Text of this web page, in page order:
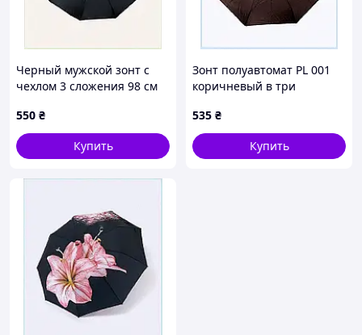
Черный мужской зонт с
чехлом 3 сложения 98 см
550 ₴
Купить
Зонт полуавтомат PL 001
коричневый в три
535 ₴
Купить